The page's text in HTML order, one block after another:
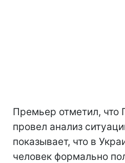
Премьер отметил, что
провел анализ
показывает, что в
человек формально